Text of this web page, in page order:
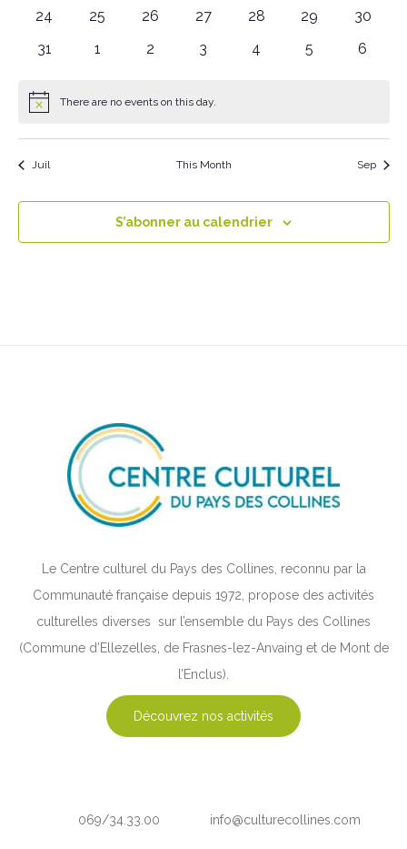
0
24
0
25
0
26
0
27
0
28
0
29
0
30
0
31
01
0
2
0
3
0
4
0
5
0
6
Notice There are no events on this day.
Juil This Month Sep
S’abonner au calendrier
Le Centre culturel du Pays des Collines, reconnu par la
Communauté française depuis 1972, propose des activités
culturelles diverses sur l’ensemble du Pays des Collines
(Commune d’Ellezelles, de Frasnes-lez-Anvaing et de Mont de
l’Enclus).
Découvrez nos activités
069/34.33.00 info@culturecollines.com